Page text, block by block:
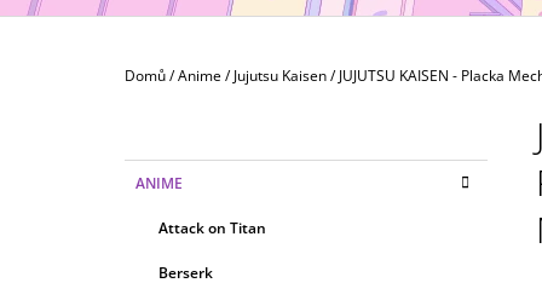
Domů/Anime/ Jujutsu Kaisen/ JUJUTSU KAISEN - Placka
kategorie
K
AANIME
Attack on Titan
Berserk